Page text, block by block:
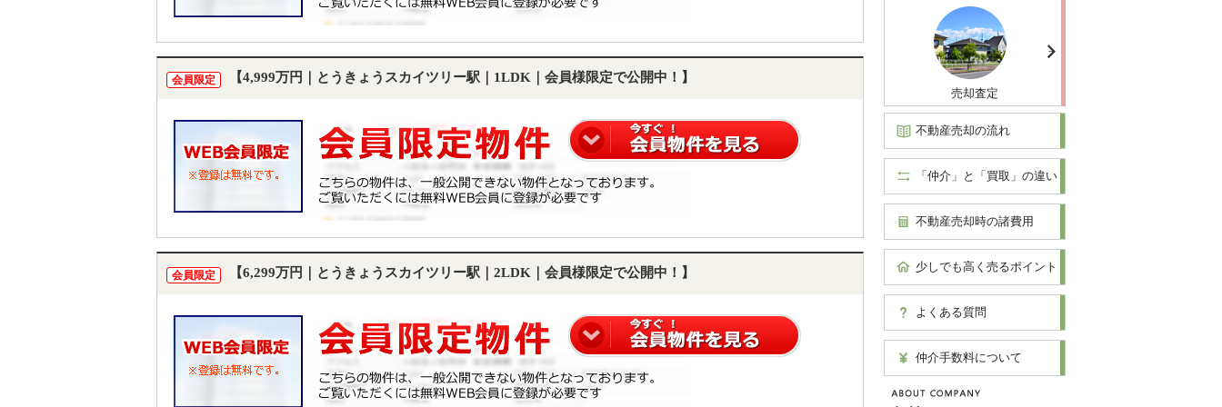
会員限定 【4,999万円｜とうきょうスカイツリー駅｜1LDK｜会員様限定で公開中！】
会員限定 【6,299万円｜とうきょうスカイツリー駅｜2LDK｜会員様限定で公開中！】
売却査定
不動産売却の流れ
「仲介」と「買取」の違い
不動産売却時の諸費用
少しでも高く売るポイント
よくある質問
仲介手数料について